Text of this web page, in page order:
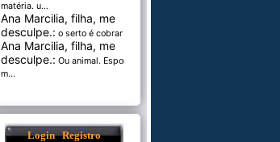
matéria. u...
Ana Marcilia, filha, me
desculpe.: o serto é cobrar pel...
Ana Marcilia, filha, me
desculpe.: Ou animal. Esponja
m...
Login Registro